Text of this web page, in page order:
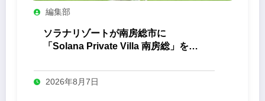
編集部
ソラナリゾートが南房総市に
「Solana Private Villa 南房総」を開
2026年8月7日